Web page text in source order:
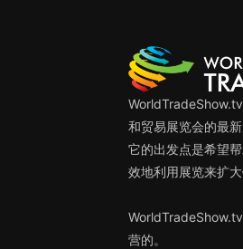
和贸易展览会的最新
它的出发点是希望
效地利用展览来扩
营的。